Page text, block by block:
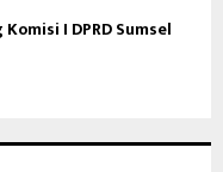
I DPRD Sumsel